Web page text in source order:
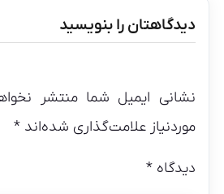
دیدگاهتان را بنویسید
نشانی ایمیل شما منتشر
موردنیاز علامت‌گذاری شده‌اند*
دیدگاه*